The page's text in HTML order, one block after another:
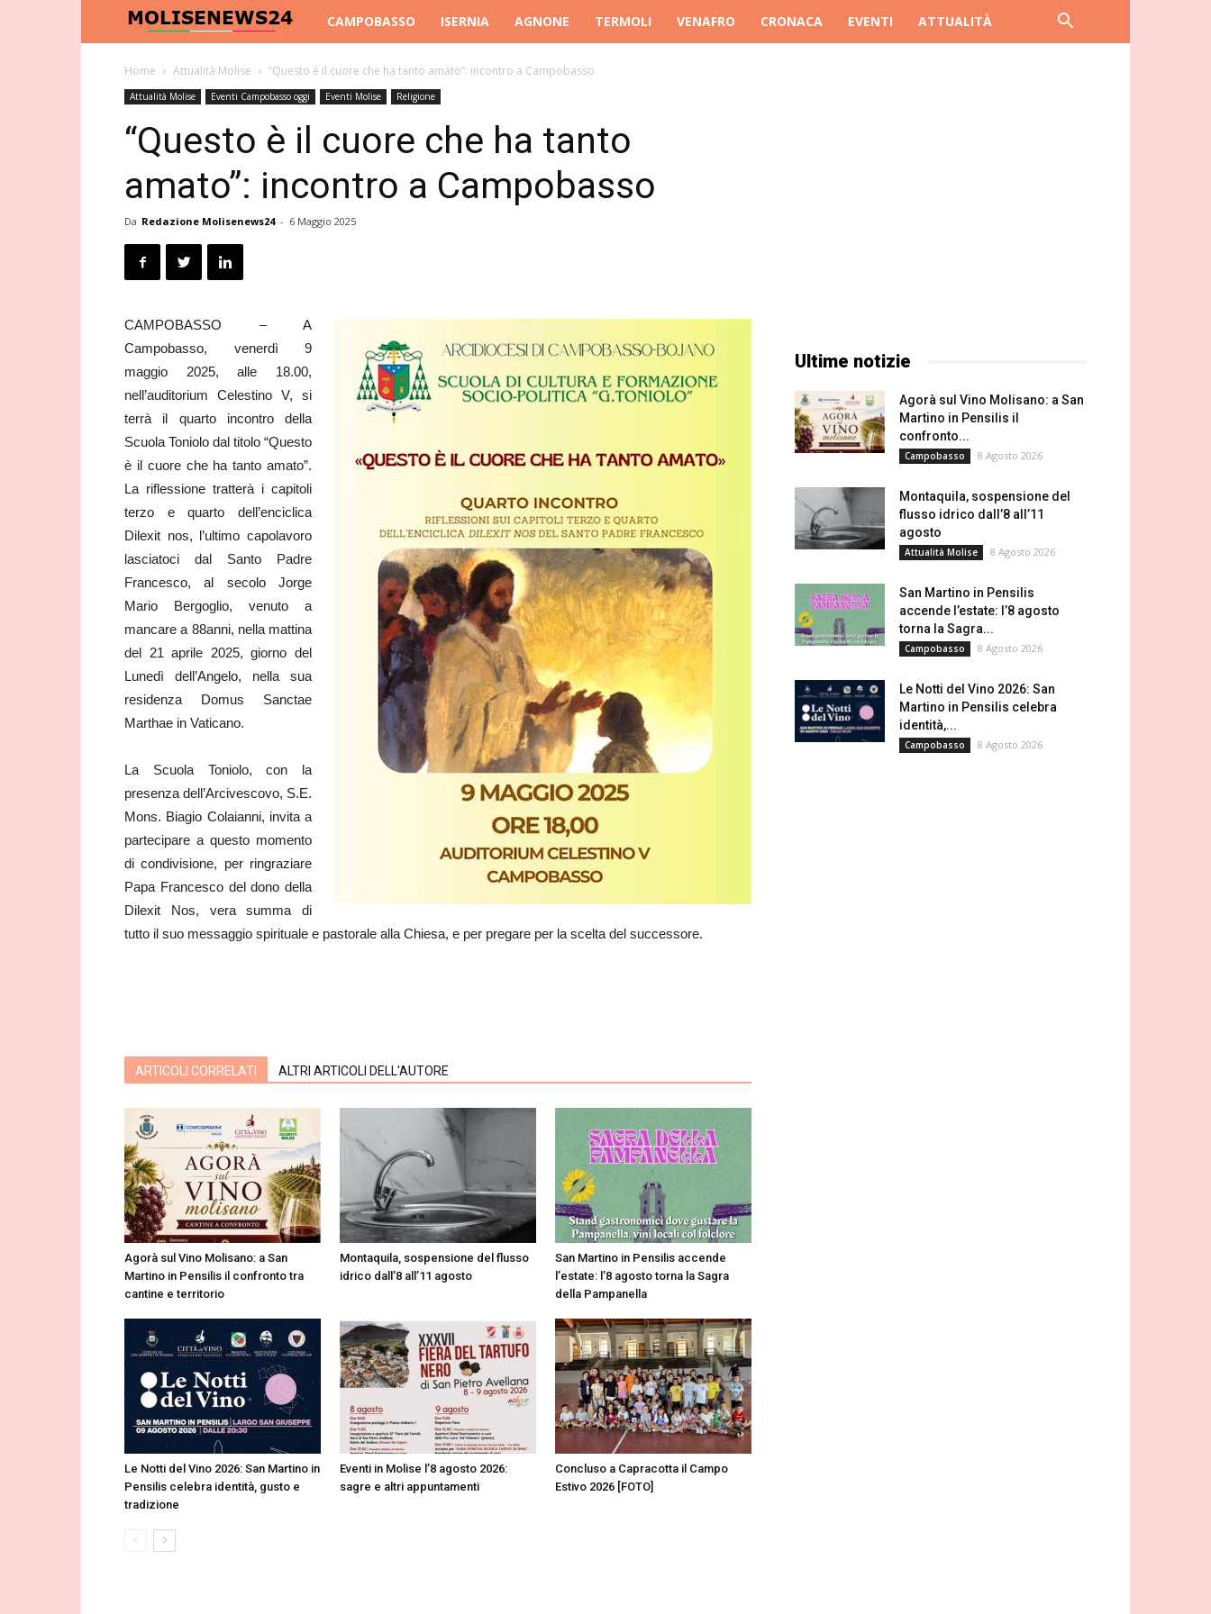
Molise
News
24
CAMPOBASSO ISERNIA AGNONE TERMOLI VENAFRO CRONACA EVENTI ATTUALITÀ
Home Attualità Molise “Questo è il cuore che ha tanto amato”: incontro a Campobasso
Attualità Molise Eventi Campobasso oggi Eventi Molise Religione
“Questo è il cuore che ha tanto
amato”: incontro a Campobasso
Da Redazione Molisenews24 - 6 Maggio 2025
CAMPOBASSO – A
Campobasso, venerdì 9
maggio 2025, alle 18.00,
nell’auditorium Celestino V, si
terrà il quarto incontro della
Scuola Toniolo dal titolo “Questo
è il cuore che ha tanto amato”.
La riflessione tratterà i capitoli
terzo e quarto dell’enciclica
Dilexit nos, l’ultimo capolavoro
lasciatoci dal Santo Padre
Francesco, al secolo Jorge
Mario Bergoglio, venuto a
mancare a 88anni, nella mattina
del 21 aprile 2025, giorno del
Lunedì dell’Angelo, nella sua
residenza Domus Sanctae
Marthae in Vaticano.
La Scuola Toniolo, con la
presenza dell’Arcivescovo, S.E.
Mons. Biagio Colaianni, invita a
partecipare a questo momento
di condivisione, per ringraziare
Papa Francesco del dono della
Dilexit Nos, vera summa di
tutto il suo messaggio spirituale e pastorale alla Chiesa, e per pregare per la scelta del successore.
ARTICOLI CORRELATI ALTRI ARTICOLI DELL'AUTORE
Agorà sul Vino Molisano: a San
Martino in Pensilis il confronto tra
cantine e territorio
Montaquila, sospensione del flusso
idrico dall’8 all’11 agosto
San Martino in Pensilis accende
l’estate: l’8 agosto torna la Sagra
della Pampanella
Le Notti del Vino 2026: San Martino in
Pensilis celebra identità, gusto e
tradizione
Eventi in Molise l’8 agosto 2026:
sagre e altri appuntamenti
Concluso a Capracotta il Campo
Estivo 2026 [FOTO]
Ultime notizie
Agorà sul Vino Molisano: a San
Martino in Pensilis il
confronto...
Campobasso 8 Agosto 2026
Montaquila, sospensione del
flusso idrico dall’8 all’11
agosto
Attualità Molise 8 Agosto 2026
San Martino in Pensilis
accende l’estate: l’8 agosto
torna la Sagra...
Campobasso 8 Agosto 2026
Le Notti del Vino 2026: San
Martino in Pensilis celebra
identità,...
Campobasso 8 Agosto 2026